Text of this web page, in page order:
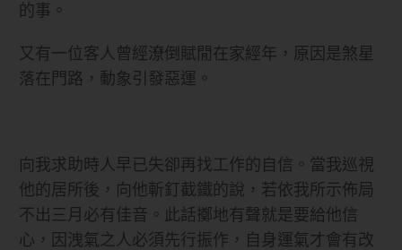
的事。
又有一位客人曾經潦倒賦閒在家經年，原因是煞星
落在門路，動象引發惡運。
向我求助時人早已失卻再找工作的自信。當我巡視
他的居所後，向他斬釘截鐵的說，若依我所示佈局
不出三月必有佳音。此話擲地有聲就是要給他信
心，因洩氣之人必須先行振作，自身運氣才會有改